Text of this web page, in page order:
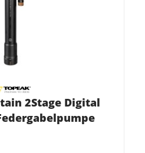
2Stage Digital